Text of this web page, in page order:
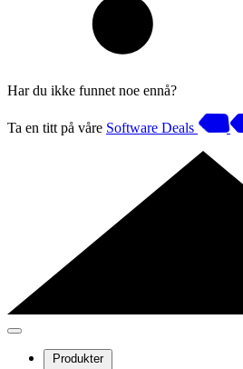
Har du ikke funnet noe ennå?
Ta en titt på våre Software Deals
Produkter